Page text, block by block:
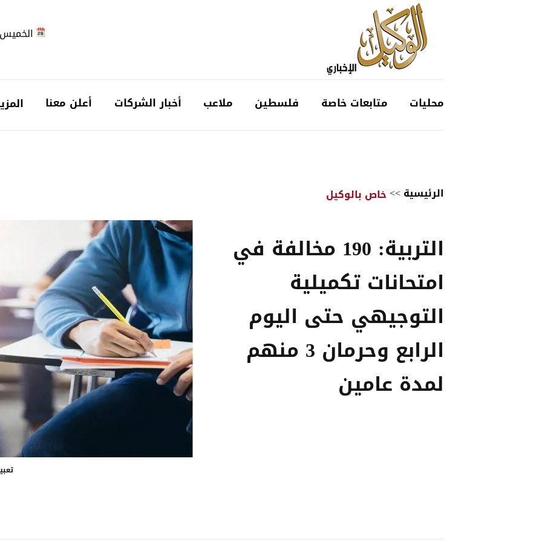
الخميس 2026-
محليات متابعات خاصة فلسطين ملاعب أخبار الشركات أعلن معنا
الرئيسية>>خاص بالوكيل
​التربية: 190 مخالفة في
امتحانات تكميلية
التوجيهي حتى اليوم
الرابع وحرمان 3 منهم
لمدة عامين